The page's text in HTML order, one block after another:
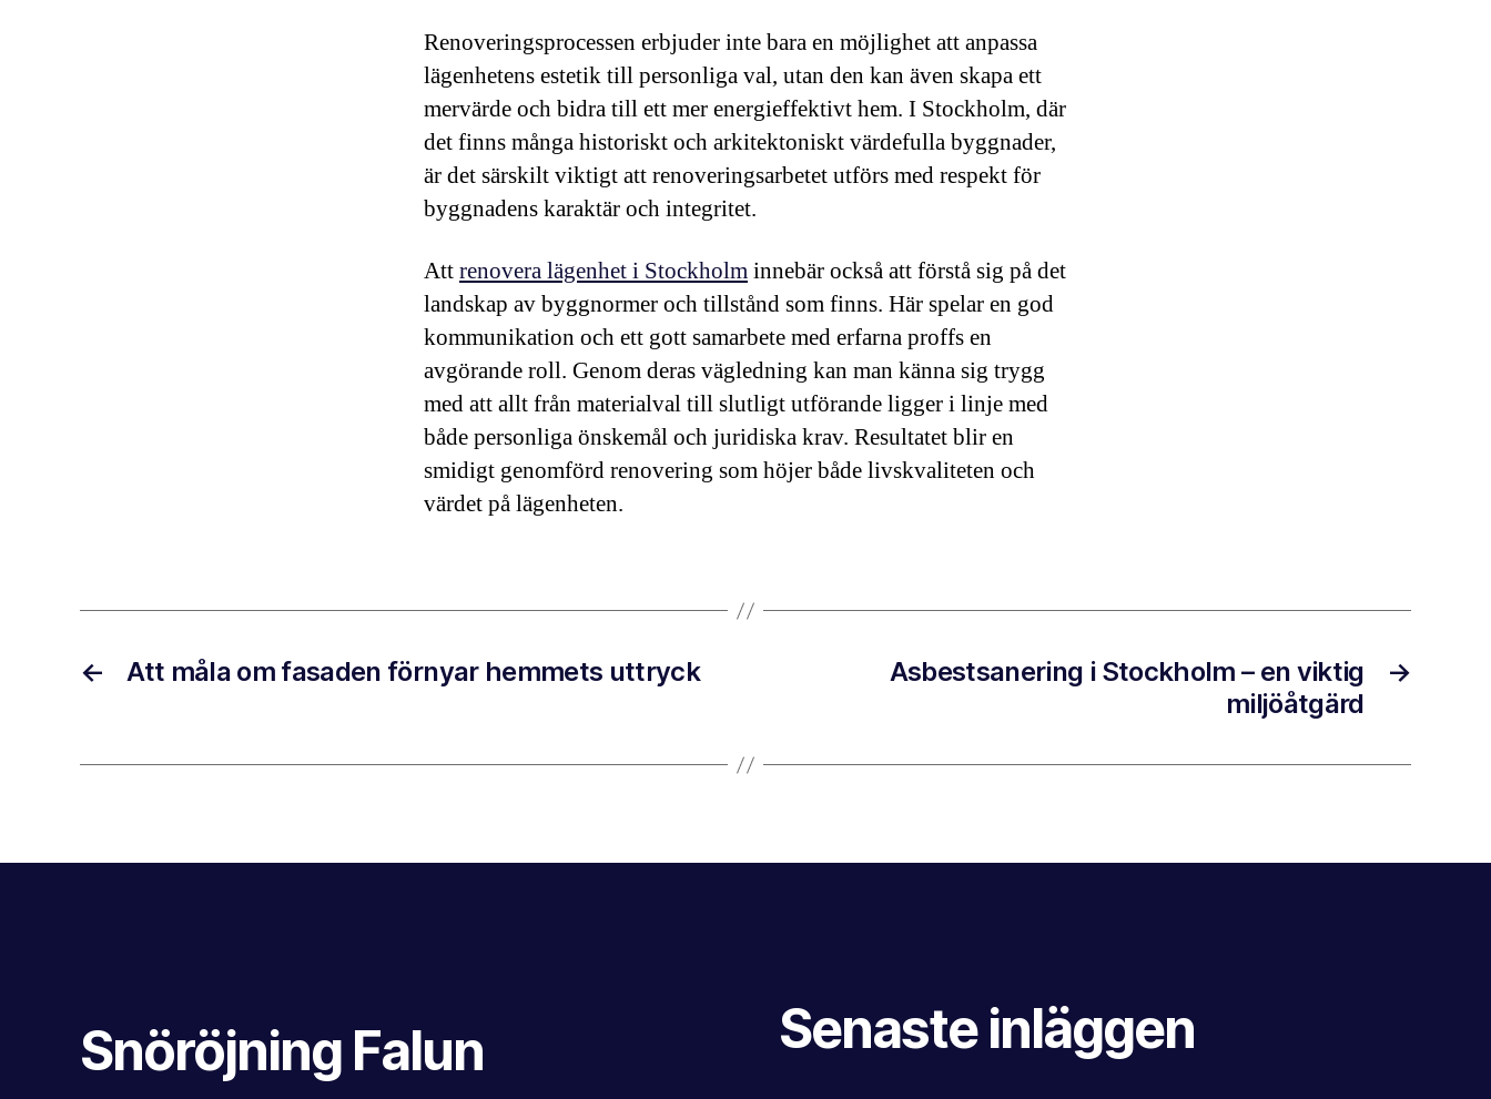
Renoveringsprocessen erbjuder inte bara en möjlighet att anpassa
lägenhetens estetik till personliga val, utan den kan även skapa ett
mervärde och bidra till ett mer energieffektivt hem. I Stockholm, där
det finns många historiskt och arkitektoniskt värdefulla byggnader,
är det särskilt viktigt att renoveringsarbetet utförs med respekt för
byggnadens karaktär och integritet.
Attrenovera lägenhet i Stockholminnebär också att förstå sig på det
landskap av byggnormer och tillstånd som finns. Här spelar en god
kommunikation och ett gott samarbete med erfarna proffs en
avgörande roll. Genom deras vägledning kan man känna sig trygg
med att allt från materialval till slutligt utförande ligger i linje med
både personliga önskemål och juridiska krav. Resultatet blir en
smidigt genomförd renovering som höjer både livskvaliteten och
värdet på lägenheten.
← Att måla om fasaden förnyar hemmets uttryck →
Asbestsanering i Stockholm – en viktig
miljöåtgärd
Snöröjning Falun Senaste inläggen